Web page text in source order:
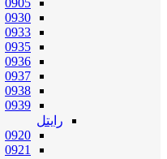
0905
0930
0933
0935
0936
0937
0938
0939
رایتل
0920
0921